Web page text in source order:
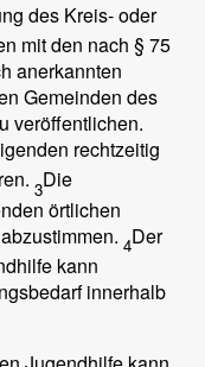
des Kreis- oder
mit den nach § 75
anerkannten
Gemeinden des
veröffentlichen.
rechtzeitig
3Die
örtlichen
4Der
kann
innerhalb